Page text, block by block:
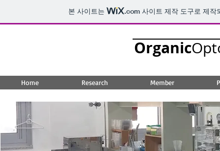
본 사이트는 .com 사이트 제작 도구로 제작
Organic
Home Research Member